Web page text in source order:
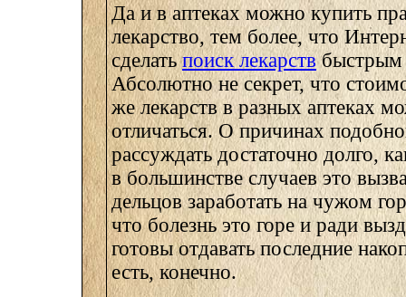
Да и в аптеках можно купить
лекарство, тем более, что
сделатьпоиск лекарствбыстрым
Абсолютно не секрет, что
же лекарств в разных аптеках
отличаться. О причинах
рассуждать достаточно долго,
в большинстве случаев это
дельцов заработать на чужом
что болезнь это горе и ради
готовы отдавать последние
есть, конечно.